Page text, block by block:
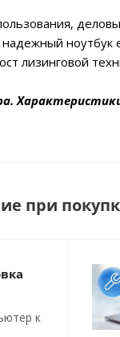
ноутбук
лизинговой
при
к